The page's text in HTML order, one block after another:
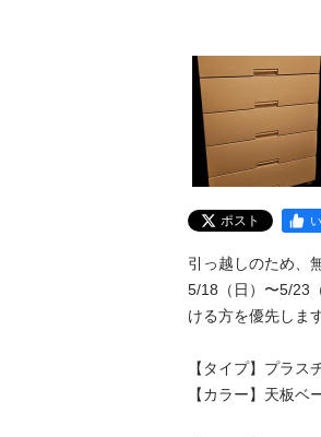
ポスト
引っ越しのため、
5/18（日）〜5/23
ける方を優先します
【タイプ】プラス
【カラー】天板ベ